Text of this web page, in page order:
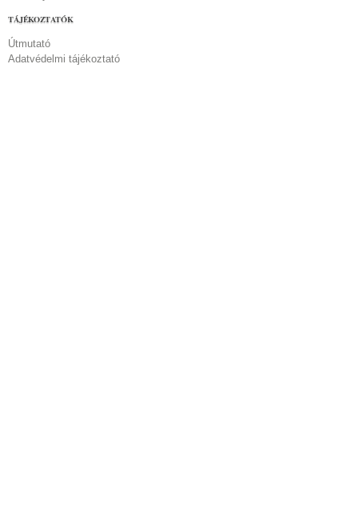
TÁJÉKOZTATÓK
Útmutató
Adatvédelmi tájékoztató